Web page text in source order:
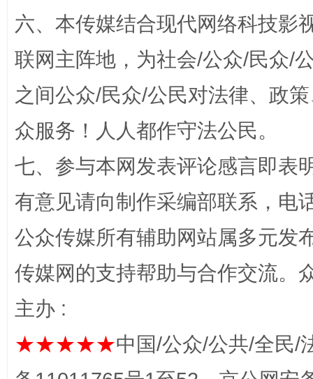
扯下公款旅游的“隐身衣” 如何以
“蜀中异人”王建安的艺术幻境
六、本传媒结合现代网络科技影
联网主阵地，为社会/公众/民众/
之间公众/民众/公民对法律、政
众服务！人人都作守法公民。
七、参与本网发表评论感言即表
有意见请向制作采编部联系，电
公众传媒所有辅助网站属多元发
传媒网的支持帮助与合作交流。
主办 :
★★★★★中国/公众/公共/全民/